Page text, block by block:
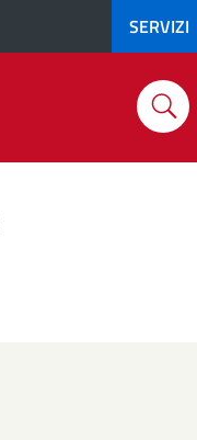
SERVIZI